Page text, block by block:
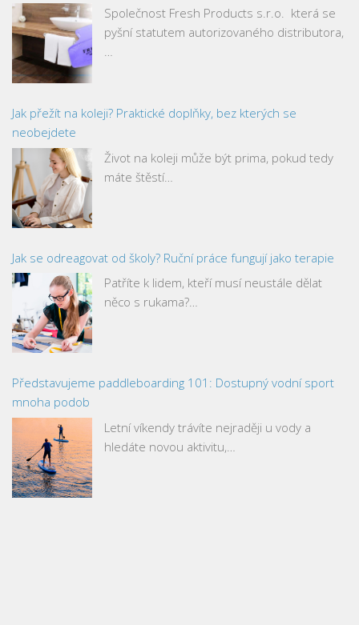
Společnost Fresh Products s.r.o. která se
pyšní statutem autorizovaného distributora,
…
Jak přežít na koleji? Praktické doplňky, bez kterých se
neobejdete
Život na koleji může být prima, pokud tedy
máte štěstí…
Jak se odreagovat od školy? Ruční práce fungují jako terapie
Patříte k lidem, kteří musí neustále dělat
něco s rukama?…
Představujeme paddleboarding 101: Dostupný vodní sport
mnoha podob
Letní víkendy trávíte nejraději u vody a
hledáte novou aktivitu,…